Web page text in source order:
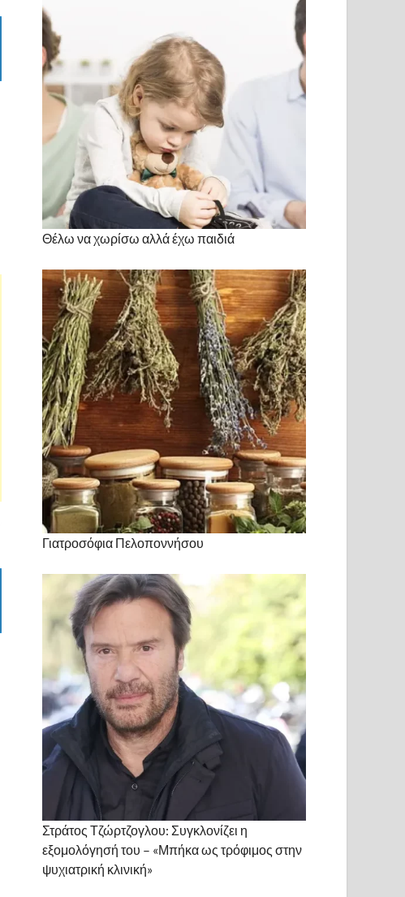
Θέλω να χωρίσω αλλά έχω παιδιά
Γιατροσόφια Πελοποννήσου
Στράτος Τζώρτζογλου: Συγκλονίζει η
εξομολόγησή του – «Μπήκα ως τρόφιμος στην
ψυχιατρική κλινική»